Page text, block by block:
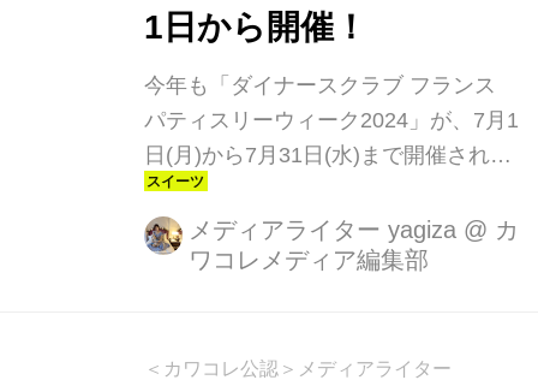
1日から開催！
今年も「ダイナースクラブ フランス
パティスリーウィーク2024」が、7月1
日(月)から7月31日(水)まで開催されま
す。昨年は北海道から沖縄まで230店
舗が参加し、6万人以上が店舗に来店
したスイーツの祭典。4年目となる今
盛大に開催されます。
メディアライター yagiza @ カ
ワコレメディア編集部
＜カワコレ公認＞メディアライター